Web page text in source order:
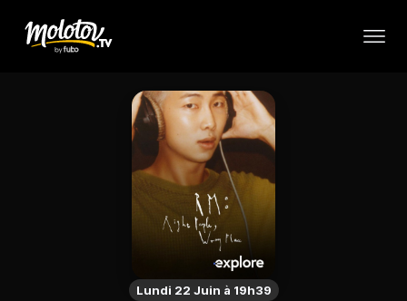
Lundi 22 Juin à 19h39